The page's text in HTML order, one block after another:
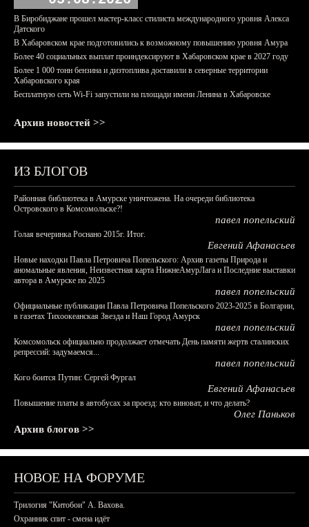
В Биробиджане прошел мастер-класс стилиста международного уровня Алекса
Датского
В Хабаровском крае подготовились к возможному повышению уровня Амура
Более 40 социальных выплат проиндексируют в Хабаровском крае в 2027 году
Более 1 000 тонн бензина и дизтоплива доставили в северные территории
Хабаровского края
Бесплатную сеть Wi-Fi запустили на площади имени Ленина в Хабаровске
Архив новостей >>
ИЗ БЛОГОВ
Районная библиотека в Амурске уничтожена. На очереди библиотека
Островского в Комсомольске?!
павел попельский
Голая вечеринка Роснано 2015г. Итог.
Евгений Афанасьев
Новые находки Павла Петровича Попельского: Архив газеты Природа и
аномальные явления, Неизвестная карта НижнеАмурЛага и Последние выставки
автора в Амурске по 2025
павел попельский
Официальные публикации Павла Петровича Попельского 2023-2025 в Болгарии,
в газетах Тихоокеанская Звезда и Наш Город Амурск
павел попельский
Комсомольск официально продолжает отмечать День памяти жертв сталинских
репрессий: задумаемся...
павел попельский
Кого боится Путин: Сергей Фургал
Евгений Афанасьев
Повышение платы в автобусах за проезд: кто виноват, и что делать?
Олег Паньков
Архив блогов >>
НОВОЕ НА ФОРУМЕ
Трилогия "Китобои" А. Вахова.
Охранник спит - смена идёт